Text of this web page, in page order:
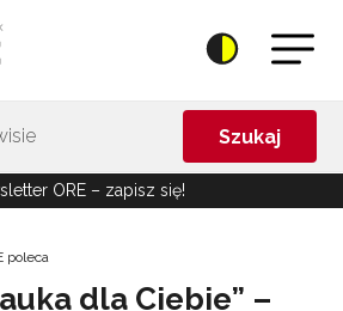
Szukaj
ORE – zapisz się!
poleca
dla Ciebie” –